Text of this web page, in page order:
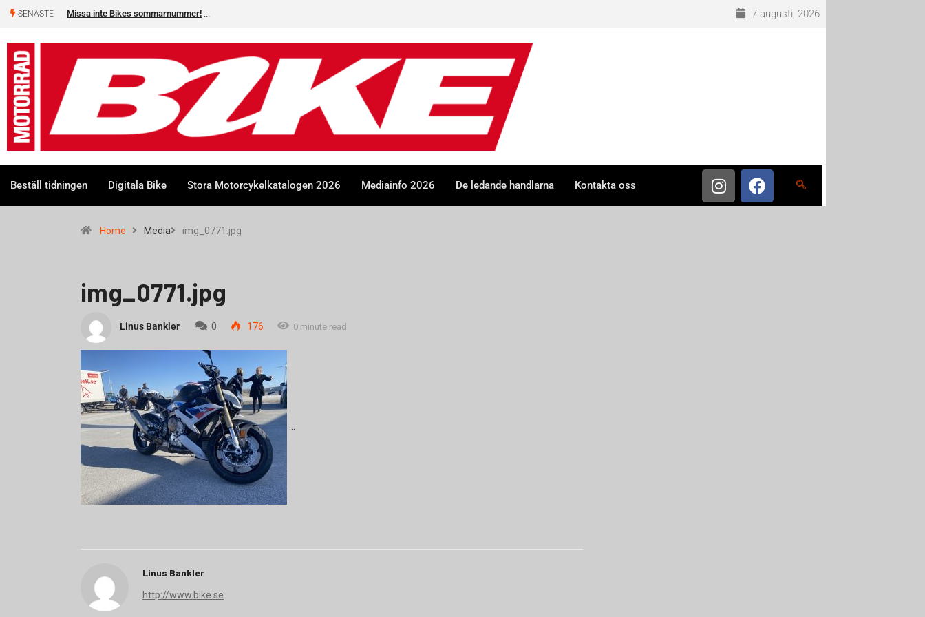
SENASTE Missa inte Bikes sommarnummer! 7 augusti, 2026
Beställ tidningen Digitala Bike Stora Motorcykelkatalogen 2026 Mediainfo 2026 De ledande handlarna Kontakta oss
Home Media img_0771.jpg
img_0771.jpg
Linus Bankler 0 176 0 minute read
Linus Bankler
http://www.bike.se